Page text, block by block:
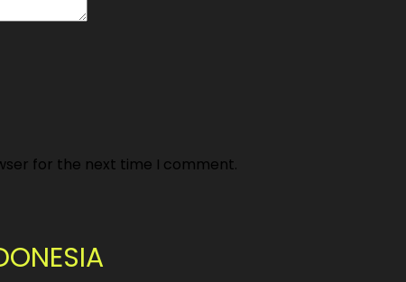
for the next time I comment.